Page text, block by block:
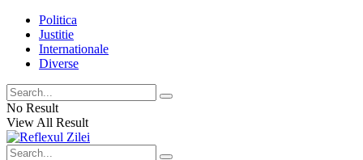
Politica
Justitie
Internationale
Diverse
No Result
View All Result